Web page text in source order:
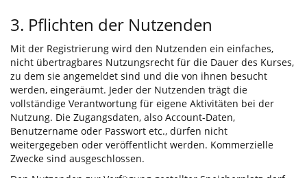
3. Pflichten der Nutzenden
Mit der Registrierung wird den Nutzenden ein einfaches,
nicht übertragbares Nutzungsrecht für die Dauer des Kurses,
zu dem sie angemeldet sind und die von ihnen besucht
werden, eingeräumt. Jeder der Nutzenden trägt die
vollständige Verantwortung für eigene Aktivitäten bei der
Nutzung. Die Zugangsdaten, also Account-Daten,
Benutzername oder Passwort etc., dürfen nicht
weitergegeben oder veröffentlicht werden. Kommerzielle
Zwecke sind ausgeschlossen.